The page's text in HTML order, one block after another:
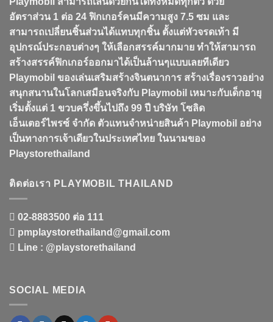
อัตราส่วน 1 ต่อ 24 ฟิกเกอร์คนมีความสูง 7.5 ซม และ
สามารถเปลี่ยนชิ้นส่วนได้แทบทุกชิ้น ตั้งแต่หัวจรดเท้า มี
อุปกรณ์ประกอบต่างๆ ให้เลือกสรรค์มากมาย ทำให้สามารถ
สร้างสรรค์ฟิกเกอร์ออกมาได้เป็นล้านๆแบบเลยทีเดียว
Playmobil ของเล่นเสริมสร้างจินตนาการ สร้างเรื่องราวอย่าง
สนุกสนานในโลกเสมือนจริงกับ Playmobil เหมาะกับเด็กอายุ
เริ่มตั้งแต่ 1 ขวบครึ่งขึ้นไปถึง 99 ปี บริษัท โซลิด
เอ็นเตอร์ไพรซ์ จำกัด ตัวแทนจำหน่ายสินค้า Playmobil อย่าง
เป็นทางการเจ้าเดียวในประเทศไทย ในนามของ
Playstorethailand
ติดต่อเรา PLAYMOBIL THAILAND
02-8883500 ต่อ 111
pmplaystorethailand@gmail.com
Line : @playstorethailand
SOCIAL MEDIA